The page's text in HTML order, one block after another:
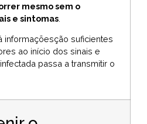
mesmo sem o
e sintomas
informaçõesção suficientes
ao início dos sinais e
passa a transmitir o